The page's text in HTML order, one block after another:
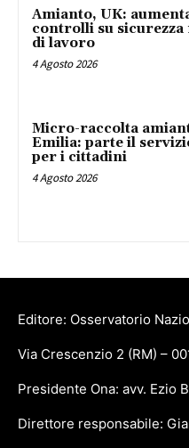
Amianto, UK:
controlli su sicurezza
di lavoro
4 Agosto 2026
Micro-raccolta
Emilia: parte il
per i cittadini
4 Agosto 2026
Editore: Osservatorio
Via Crescenzio 2 (RM) –
Presidente Ona: avv. Ezio
Direttore responsabile: